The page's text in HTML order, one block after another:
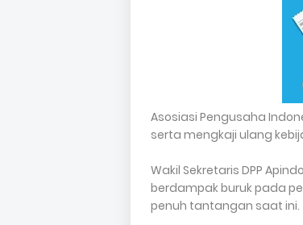
Asosiasi Pengusaha
serta mengkaji ulang
Wakil Sekretaris DPP
berdampak buruk pada
penuh tantangan saat ini.